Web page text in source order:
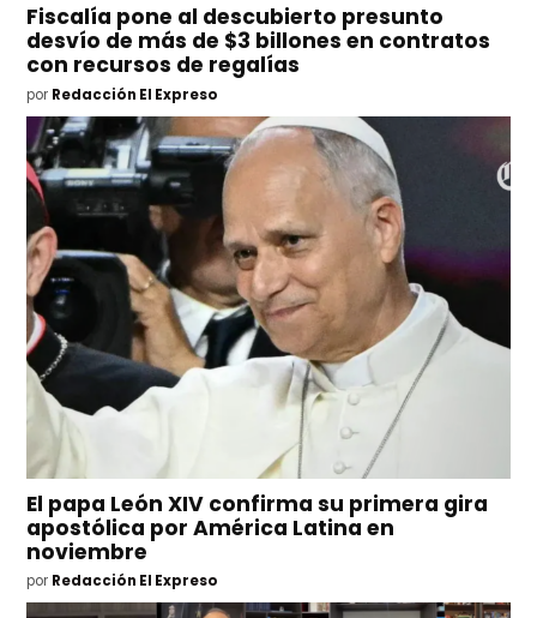
Fiscalía pone al descubierto presunto
desvío de más de $3 billones en contratos
con recursos de regalías
por Redacción El Expreso
El papa León XIV confirma su primera gira
apostólica por América Latina en
noviembre
por Redacción El Expreso